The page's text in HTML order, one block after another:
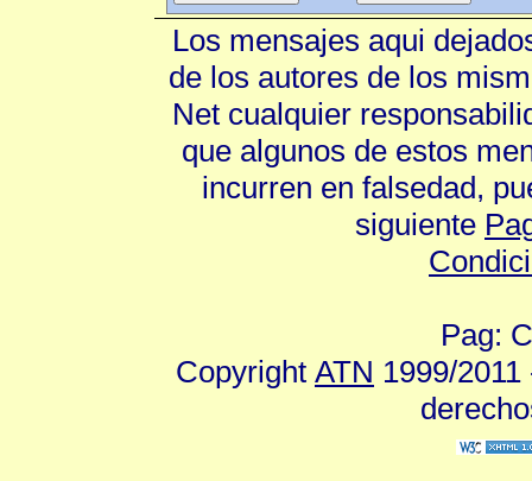
Los mensajes aqui
de los autores de los
Net cualquier
que algunos de estos
incurren en falsedad,
siguiente
Pag:
Copyright ATN 1999/